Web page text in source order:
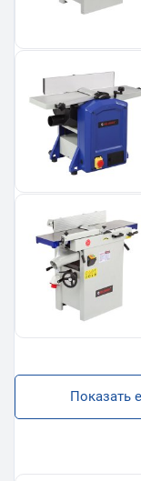
Показать